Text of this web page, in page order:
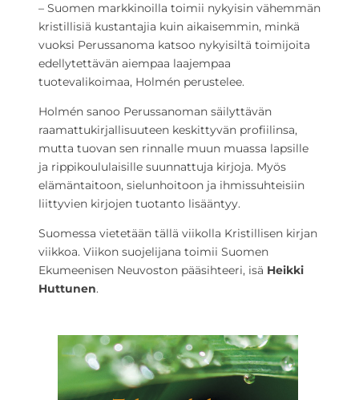
– Suomen markkinoilla toimii nykyisin vähemmän
kristillisiä kustantajia kuin aikaisemmin, minkä
vuoksi Perussanoma katsoo nykyisiltä toimijoita
edellytettävän aiempaa laajempaa
tuotevalikoimaa, Holmén perustelee.
Holmén sanoo Perussanoman säilyttävän
raamattukirjallisuuteen keskittyvän profiilinsa,
mutta tuovan sen rinnalle muun muassa lapsille
ja rippikoululaisille suunnattuja kirjoja. Myös
elämäntaitoon, sielunhoitoon ja ihmissuhteisiin
liittyvien kirjojen tuotanto lisääntyy.
Suomessa vietetään tällä viikolla Kristillisen kirjan
viikkoa. Viikon suojelijana toimii Suomen
Ekumeenisen Neuvoston pääsihteeri, isä Heikki
Huttunen.